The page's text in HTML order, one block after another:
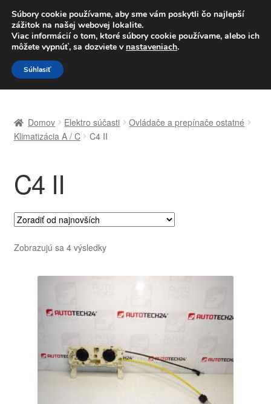
DOPRAVA od 6 EUR
Po–Pi 09:00–16:00 233 221 276
Preskočiť
na
navigáciu
Preskočiť
na
obsah
Celosvetová preprava
Kontakt
Košík
Ochrana osobních údajů
Domov Elektro súčasti
Ovládače a prepínače ostatné
Klimatizácia A / C
C4 II
C4 II
Zobrazujú sa 4 výsledkyZoradené
najnovších
Súbory cookie používame, aby sme vám poskytli čo najlepší
zážitok na našej webovej lokalite.
Viac informácií o tom, ktoré súbory cookie používame, alebo ich
môžete vypnúť, sa dozviete v nastaveniach.
Súhlasiť